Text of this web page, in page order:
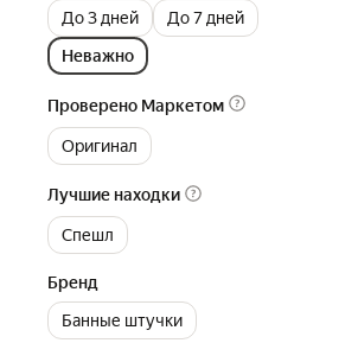
До 3 дней
До 7 дней
Неважно
Проверено Маркетом
Оригинал
Лучшие находки
Спешл
Бренд
Банные штучки